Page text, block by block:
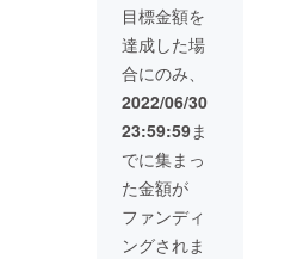
納期に
遅れが
生じる
場合が
ござい
ます。
の発送
は別途
料金が
発生い
たしま
す。 ※
こちら
のリ
ターン
はなく
なり次
第終了
とさせ
目標金額を
達成した場
合にのみ、
2022/06/30
23:59:59ま
でに集まっ
た金額が
ファンディ
ングされま